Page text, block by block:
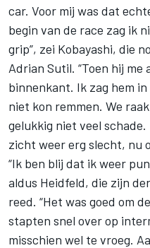
car. Voor mij was dat
begin van de race zag ik
grip”, zei Kobayashi, die
Adrian Sutil. “Toen hij me
binnenkant. Ik zag hem
niet kon remmen. We
gelukkig niet veel
zicht weer erg slecht, nu
“Ik ben blij dat ik weer
aldus Heidfeld, die zijn
reed. “Het was goed om
stapten snel over op
misschien wel te vroeg.